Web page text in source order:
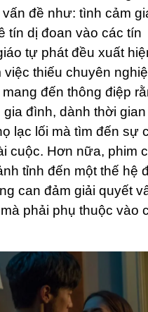
đề như: tình cảm
tín dị đoan vào các tín
tự phát đều xuất
thiếu chuyên
đến thông điệp
gia đình, dành thời
lạc lối mà tìm đến sự
cuộc. Hơn nữa, phim
tỉnh đến một thế hệ
can đảm giải quyết
phải phụ thuộc vào